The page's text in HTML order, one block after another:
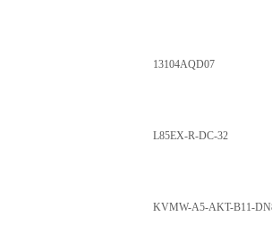
13104AQD07
L85EX-R-DC-32
KVMW-A5-AKT-B11-